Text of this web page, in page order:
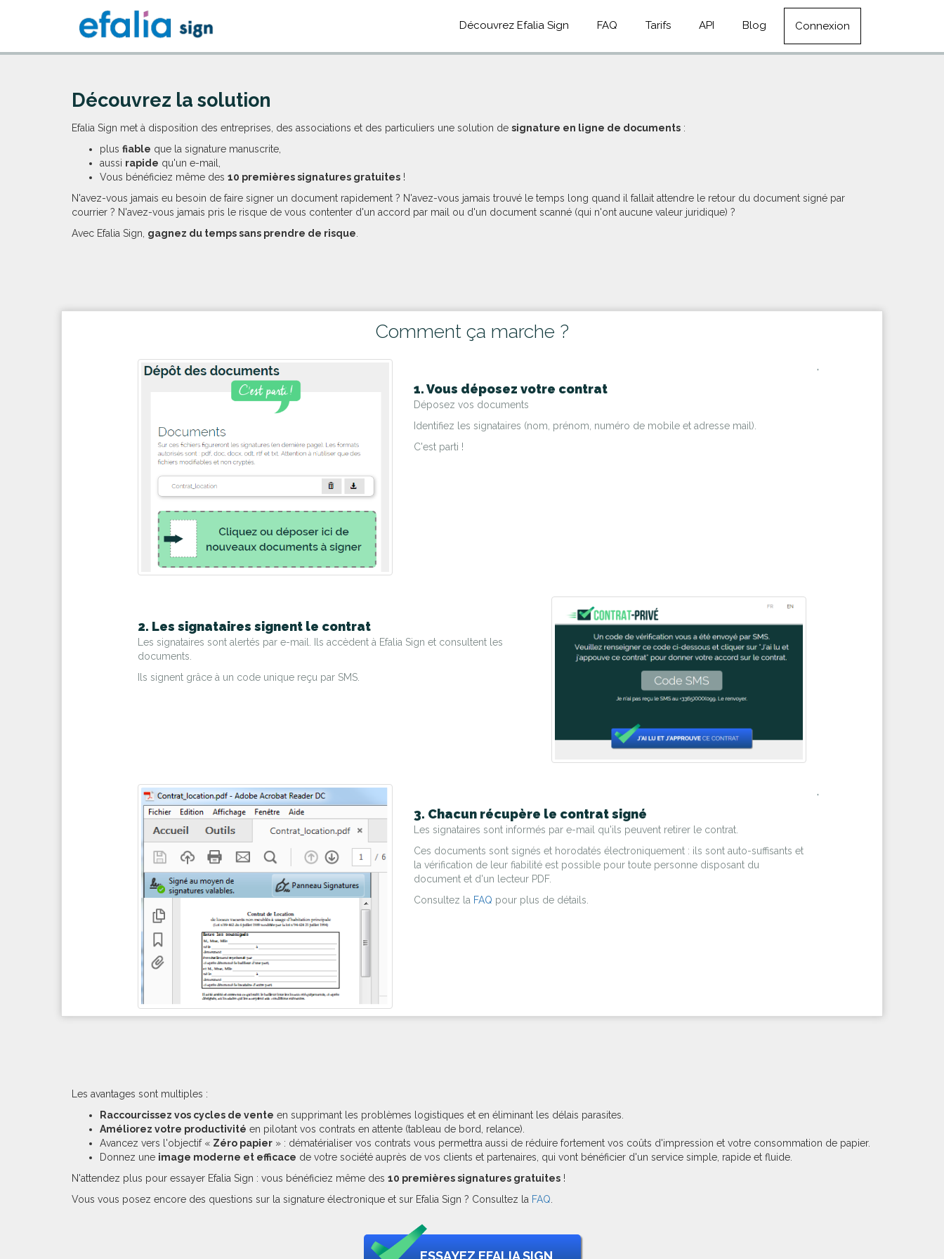
Découvrez Efalia Sign FAQ Tarifs API Blog Connexion
Découvrez la solution
Efalia Sign met à disposition des entreprises, des associations et des particuliers une solution de signature en ligne de documents :
plus fiable que la signature manuscrite,
aussi rapide qu'un e-mail,
Vous bénéficiez même des 10 premières signatures gratuites !
N'avez-vous jamais eu besoin de faire signer un document rapidement ? N'avez-vous jamais trouvé le temps long quand il fallait attendre le retour du document signé par
courrier ? N'avez-vous jamais pris le risque de vous contenter d'un accord par mail ou d'un document scanné (qui n'ont aucune valeur juridique) ?
Avec Efalia Sign, gagnez du temps sans prendre de risque
Comment ça marche ?
1. Vous déposez votre contrat
Déposez vos documents
Identifiez les signataires (nom, prénom, numéro de mobile et adresse mail).
C'est parti !
2. Les signataires signent le contrat
Les signataires sont alertés par e-mail. Ils accèdent à Efalia Sign et consultent les
documents.
Ils signent grâce à un code unique reçu par SMS.
3. Chacun récupère le contrat signé
Les signataires sont informés par e-mail qu'ils peuvent retirer le contrat.
Ces documents sont signés et horodatés électroniquement : ils sont auto-suffisants et
la vérification de leur fiabilité est possible pour toute personne disposant du
document et d'un lecteur PDF.
Consultez la FAQ pour plus de détails.
Les avantages sont multiples :
Raccourcissez vos cycles de vente en supprimant les problèmes logistiques et en éliminant les délais parasites.
Améliorez votre productivité en pilotant vos contrats en attente (tableau de bord, relance).
Avancez vers l'objectif « Zéro papier » : dématérialiser vos contrats vous permettra aussi de réduire fortement vos coûts d'impression et votre consommation de papier.
Donnez une image moderne et efficace de votre société auprès de vos clients et partenaires, qui vont bénéficier d'un service simple, rapide et fluide.
N'attendez plus pour essayer Efalia Sign : vous bénéficiez même des 10 premières signatures gratuites !
Vous vous posez encore des questions sur la signature électronique et sur Efalia Sign ? Consultez la FAQ
ESSAYEZ EFALIA SIGN